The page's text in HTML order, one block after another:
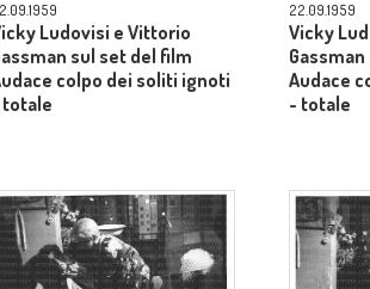
Ludovisi e Vittorio
sul set del film
colpo dei soliti ignoti
22.09.1959
Vicky
Audace
- totale